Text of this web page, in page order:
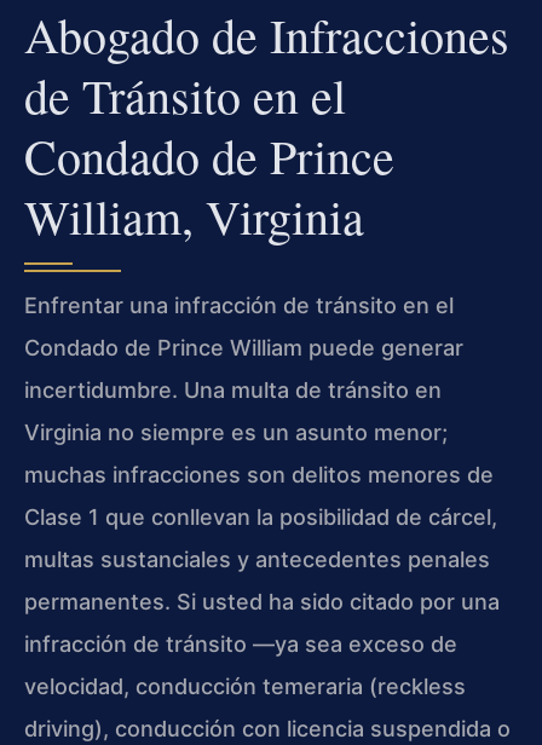
Abogado de Infracciones
de Tránsito en el
Condado de Prince
William, Virginia
Enfrentar una infracción de tránsito en el
Condado de Prince William puede generar
incertidumbre. Una multa de tránsito en
Virginia no siempre es un asunto menor;
muchas infracciones son delitos menores de
Clase 1 que conllevan la posibilidad de cárcel,
multas sustanciales y antecedentes penales
permanentes. Si usted ha sido citado por una
infracción de tránsito —ya sea exceso de
velocidad, conducción temeraria (reckless
driving), conducción con licencia suspendida o